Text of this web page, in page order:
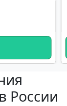
России